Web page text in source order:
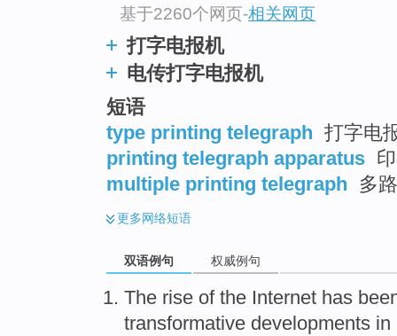
基于2260个网页-相关网页
打字电报机
电传打字电报机
短语
type printing telegraph 打字电
printing telegraph apparatus
multiple printing telegraph
多
更多网络短语
双语例句 权威例句
The rise ofthe Internet has
transformative developments in